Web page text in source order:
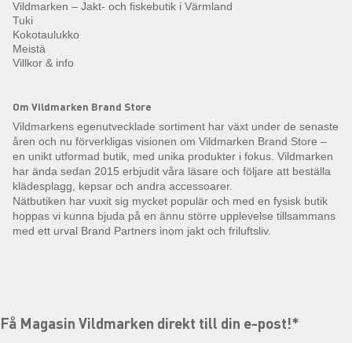
Vildmarken – Jakt- och fiskebutik i Värmland
Tuki
Kokotaulukko
Meistä
Villkor & info
Om Vildmarken Brand Store
Vildmarkens egenutvecklade sortiment har växt under de senaste
åren och nu förverkligas visionen om Vildmarken Brand Store –
en unikt utformad butik, med unika produkter i fokus. Vildmarken
har ända sedan 2015 erbjudit våra läsare och följare att beställa
klädesplagg, kepsar och andra accessoarer.
Nätbutiken har vuxit sig mycket populär och med en fysisk butik
hoppas vi kunna bjuda på en ännu större upplevelse tillsammans
med ett urval Brand Partners inom jakt och friluftsliv.
Få Magasin Vildmarken direkt till din e-post!*